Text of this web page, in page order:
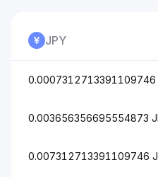
JPY
0.0007312713391109746
0.003656356695554873
0.007312713391109746